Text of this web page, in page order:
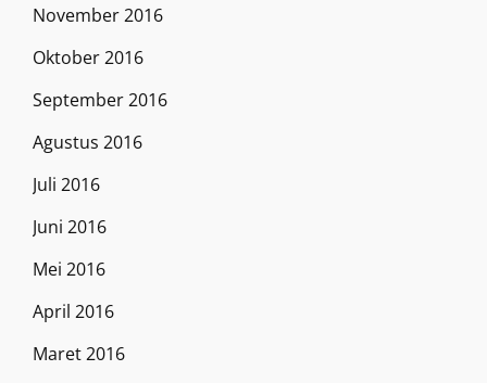
November 2016
Oktober 2016
September 2016
Agustus 2016
Juli 2016
Juni 2016
Mei 2016
April 2016
Maret 2016